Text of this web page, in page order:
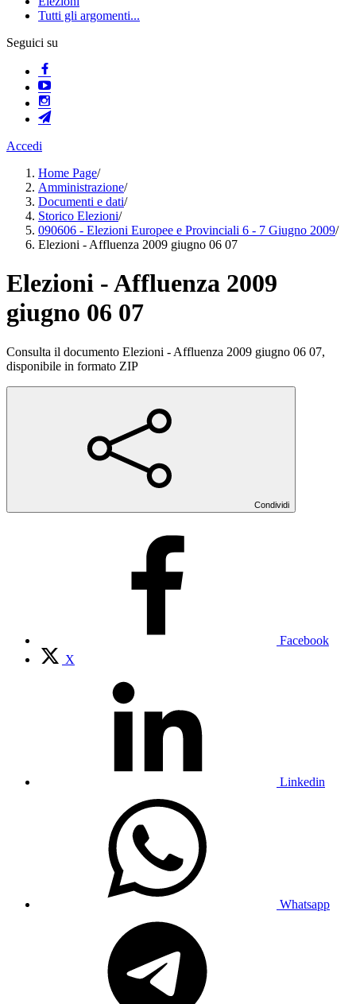
Tutti gli argomenti...
Seguici su
Accedi
Home Page/
Amministrazione/
Documenti e dati/
Storico Elezioni/
090606 - Elezioni Europee e Provinciali 6 - 7 Giugno 2009/
Elezioni - Affluenza 2009 giugno 06 07
Elezioni - Affluenza 2009
giugno 06 07
Consulta il documento Elezioni - Affluenza 2009 giugno 06 07,
disponibile in formato ZIP
Condividi
Facebook
X
Linkedin
Whatsapp